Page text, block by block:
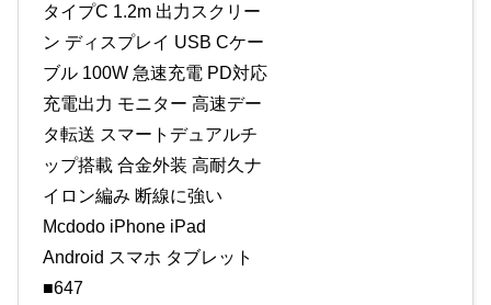
タイプC 1.2m 出力スクリー
ン ディスプレイ USB Cケー
ブル 100W 急速充電 PD対応
充電出力 モニター 高速デー
タ転送 スマートデュアルチ
ップ搭載 合金外装 高耐久ナ
イロン編み 断線に強い
Mcdodo iPhone iPad
Android スマホ タブレット
■647